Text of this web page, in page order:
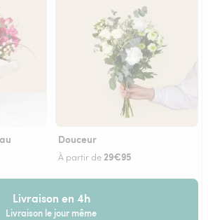
Douceur
À partir de 29€95
Livraison en 4h
Livraison le jour même